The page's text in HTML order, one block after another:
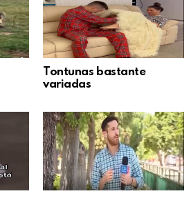
Tontunas bastante
variadas